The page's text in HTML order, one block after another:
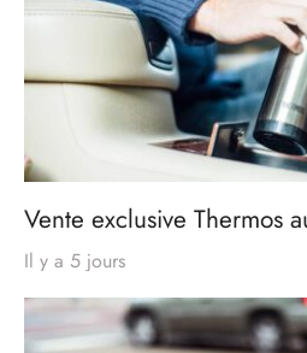
Vente exclusive Thermos
Il y a 5 jours